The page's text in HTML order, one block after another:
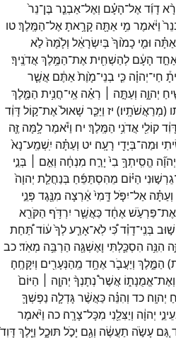
דָוִ֜דאֶל־הָעָ֗ם וְאֶל־אַבְנֵ֤ר בֶּן־נֵר֙
וַיֹּ֔אמֶר מִ֥י אַתָּ֖ה קָרָ֥אתָאֶל־הַמֶּֽלֶךְ׃טו
אַתָּ֗ה וּמִ֤י כָמ֙וֹךָ֙ בְּיִשְׂרָאֵ֔ל וְלָ֙מָּה֙לֹ֣א
הָעָ֔ם לְהַשְׁחִ֖יתאֶת־הַמֶּ֥לֶךְאֲדֹנֶֽיךָ׃
חַי־יְהוָ֗ה כִּ֤י בְנֵי־מָ֙וֶת֙אַתֶּ֔ם אֲשֶׁ֧ר
יְהוָ֑ה וְעַתָּ֣ה ׀ רְאֵ֗ה אֵֽי־חֲנִ֥ית הַמֶּ֛לֶךְ
(מְרַאֲשֹׁתָֽיו׃) יז וַיַּכֵּ֤ר שָׁאוּל֙אֶת־ק֣וֹלדָּוִ֔ד
קוֹלִ֖י אֲדֹנִ֥י הַמֶּֽלֶךְ׃ יח וַיֹּ֕אמֶרלָ֥מָּה זֶּ֛ה
וּמַה־בְּיָדִ֖י רָעָֽה׃ יט וְעַתָּ֗ה יִֽשְׁמַֽע־נָא֙
יְהוָ֞ה הֱסִֽיתְךָ֥ בִי֙ יָרַ֣ח מִנְחָ֔ה וְאִ֣ם ׀
בְּנֵ֣י
גֵרְשׁ֣וּנִי הַיּ֗וֹם מֵהִסְתַּפֵּ֜חַ בְּנַחֲלַ֤ת יְהוָה֙
וְעַתָּ֗ה אַל־יִפֹּ֤לדָּֽמִי֙אַ֔רְצָה מִנֶּ֖גֶד פְּנֵ֣י
אֶת־פַּרְעֹ֣שׁאֶחָ֔דכַּאֲשֶׁ֛ר יִרְדֹּ֥ף הַקֹּרֵ֖א
שׁ֣וּב בְּנִֽי־דָוִ֗דכִּ֠י לֹֽא־אָרַ֤עלְךָ֙ע֔וֹדתַּ֠חַת
הִנֵּ֥ה הִסְכַּ֛לְתִּי וָאֶשְׁגֶּ֖ה הַרְבֵּ֥ה מְאֹֽד׃כב
) הַמֶּ֑לֶךְ וְיַעֲבֹ֛ראֶחָ֥ד מֵֽהַנְּעָרִ֖ים וְיִקָּחֶֽהָ׃
וְאֶת־אֱמֻנָת֑וֹ אֲשֶׁר֩ נְתָנְךָ֨ יְהוָ֤ה ׀
הַיּוֹם֙
יְהוָֽה׃ כד וְהִנֵּ֗ה כַּאֲשֶׁ֨רגָּדְלָ֧ה נַפְשְׁךָ֛
יְהוָ֔ה וְיַצִּלֵ֖נִי מִכָּל־צָרָֽה׃ כה וַיֹּ֨אמֶר
גַּ֚ם עָשֹׂ֣ה תַעֲשֶׂ֔ה וְגַ֖ם יָכֹ֣ל תּוּכָ֑ל וַיֵּ֤לֶךְדָּוִד֙